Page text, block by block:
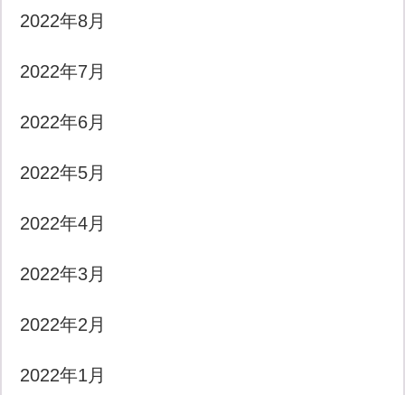
2022年8月
2022年7月
2022年6月
2022年5月
2022年4月
2022年3月
2022年2月
2022年1月